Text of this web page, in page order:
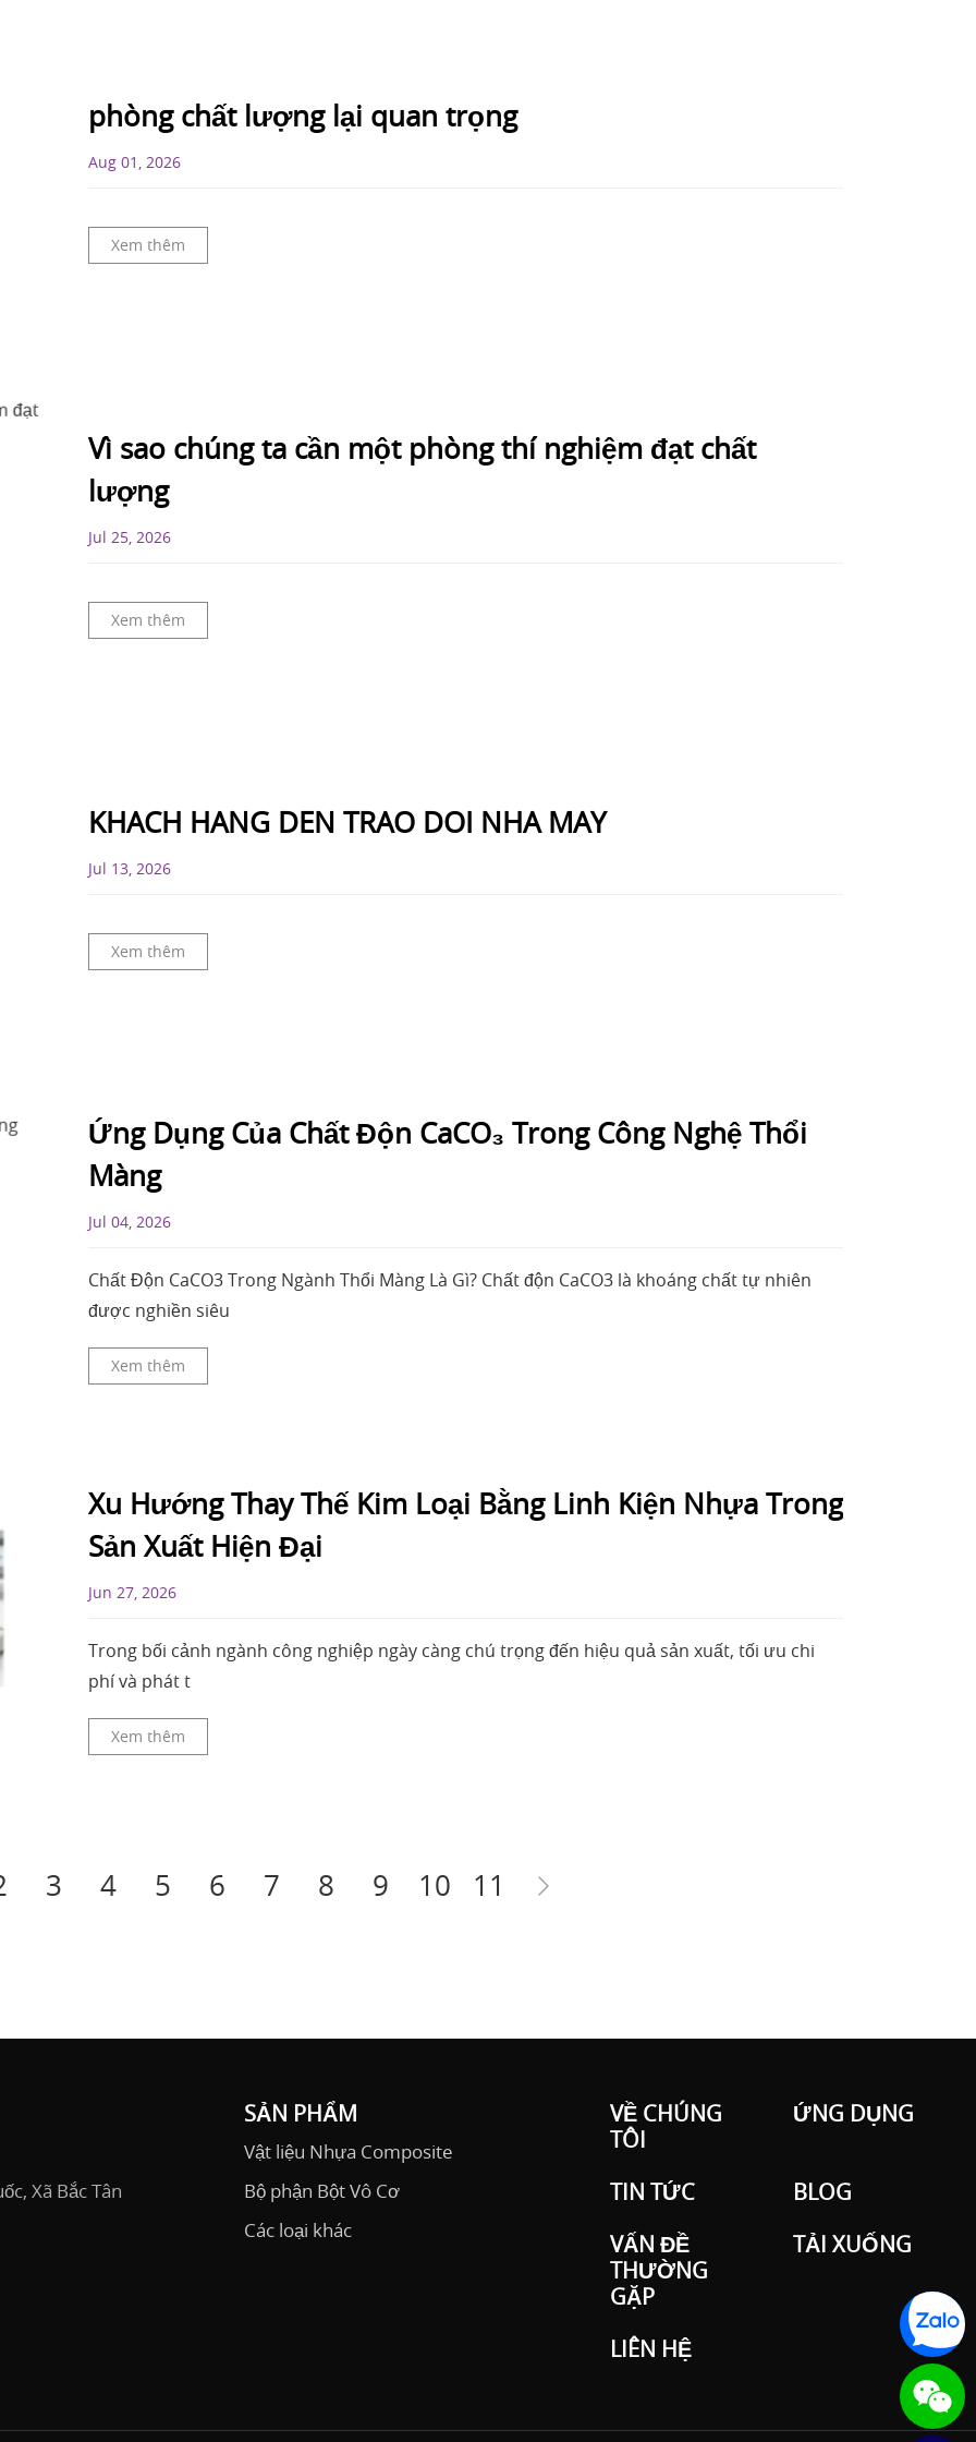
phòng chất lượng lại quan trọng
Aug 01, 2026
Xem thêm
Vì sao chúng ta cần một phòng thí nghiệm đạt chất
lượng
Jul 25, 2026
Xem thêm
KHACH HANG DEN TRAO DOI NHA MAY
Jul 13, 2026
Xem thêm
Ứng Dụng Của Chất Độn CaCO₃ Trong Công Nghệ Thổi
Màng
Jul 04, 2026
Chất Độn CaCO3 Trong Ngành Thổi Màng Là Gì? Chất độn CaCO3 là khoáng chất tự nhiên
được nghiền siêu
Xem thêm
Xu Hướng Thay Thế Kim Loại Bằng Linh Kiện Nhựa Trong
Sản Xuất Hiện Đại
Jun 27, 2026
Trong bối cảnh ngành công nghiệp ngày càng chú trọng đến hiệu quả sản xuất, tối ưu chi
phí và phát t
Xem thêm
3 4 5 6 7 8 9 10 11
SẢN PHẨM
Vật liệu Nhựa Composite
Bộ phận Bột Vô Cơ
Các loại khác
VỀ CHÚNG
TÔI
ỨNG DỤNG
TIN TỨC
BLOG
VẤN ĐỀ
THƯỜNG
GẶP
TẢI XUỐNG
LIÊN HỆ
Xã Bắc Tân